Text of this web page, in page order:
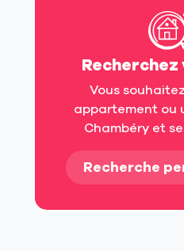
Vous
appartement ou
Chambéry et
Recherche